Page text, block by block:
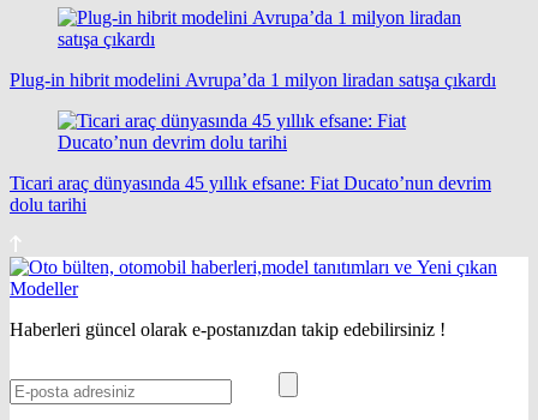
Plug-in hibrit modelini Avrupa’da 1 milyon liradan satışa çıkardı
Ticari araç dünyasında 45 yıllık efsane: Fiat Ducato’nun devrim
dolu tarihi
Haberleri güncel olarak e-postanızdan takip edebilirsiniz !